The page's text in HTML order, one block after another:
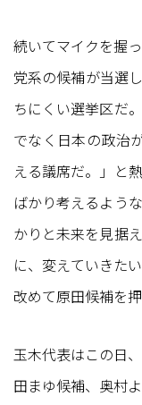
続いてマイクを握
党系の候補が当選
ちにくい選挙区だ
でなく日本の政治
える議席だ。」と
ばかり考えるよう
かりと未来を見据
に、変えていきた
改めて原田候補を
玉木代表はこの日
田まゆ候補、奥村